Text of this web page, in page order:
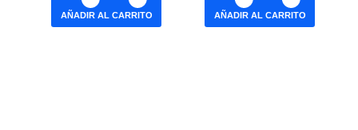
AÑADIR AL CARRITO AÑADIR AL CARRITO